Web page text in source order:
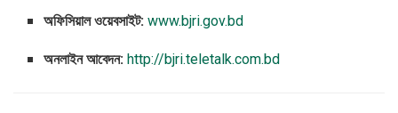
অফিসিয়াল ওয়েবসাইট: www.bjri.gov.bd
অনলাইন আবেদন: http://bjri.teletalk.com.bd